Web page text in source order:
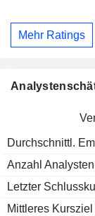
Mehr Ratings
Durchschnittl.
Anzahl Analysten
Letzter
Mittleres Kursziel